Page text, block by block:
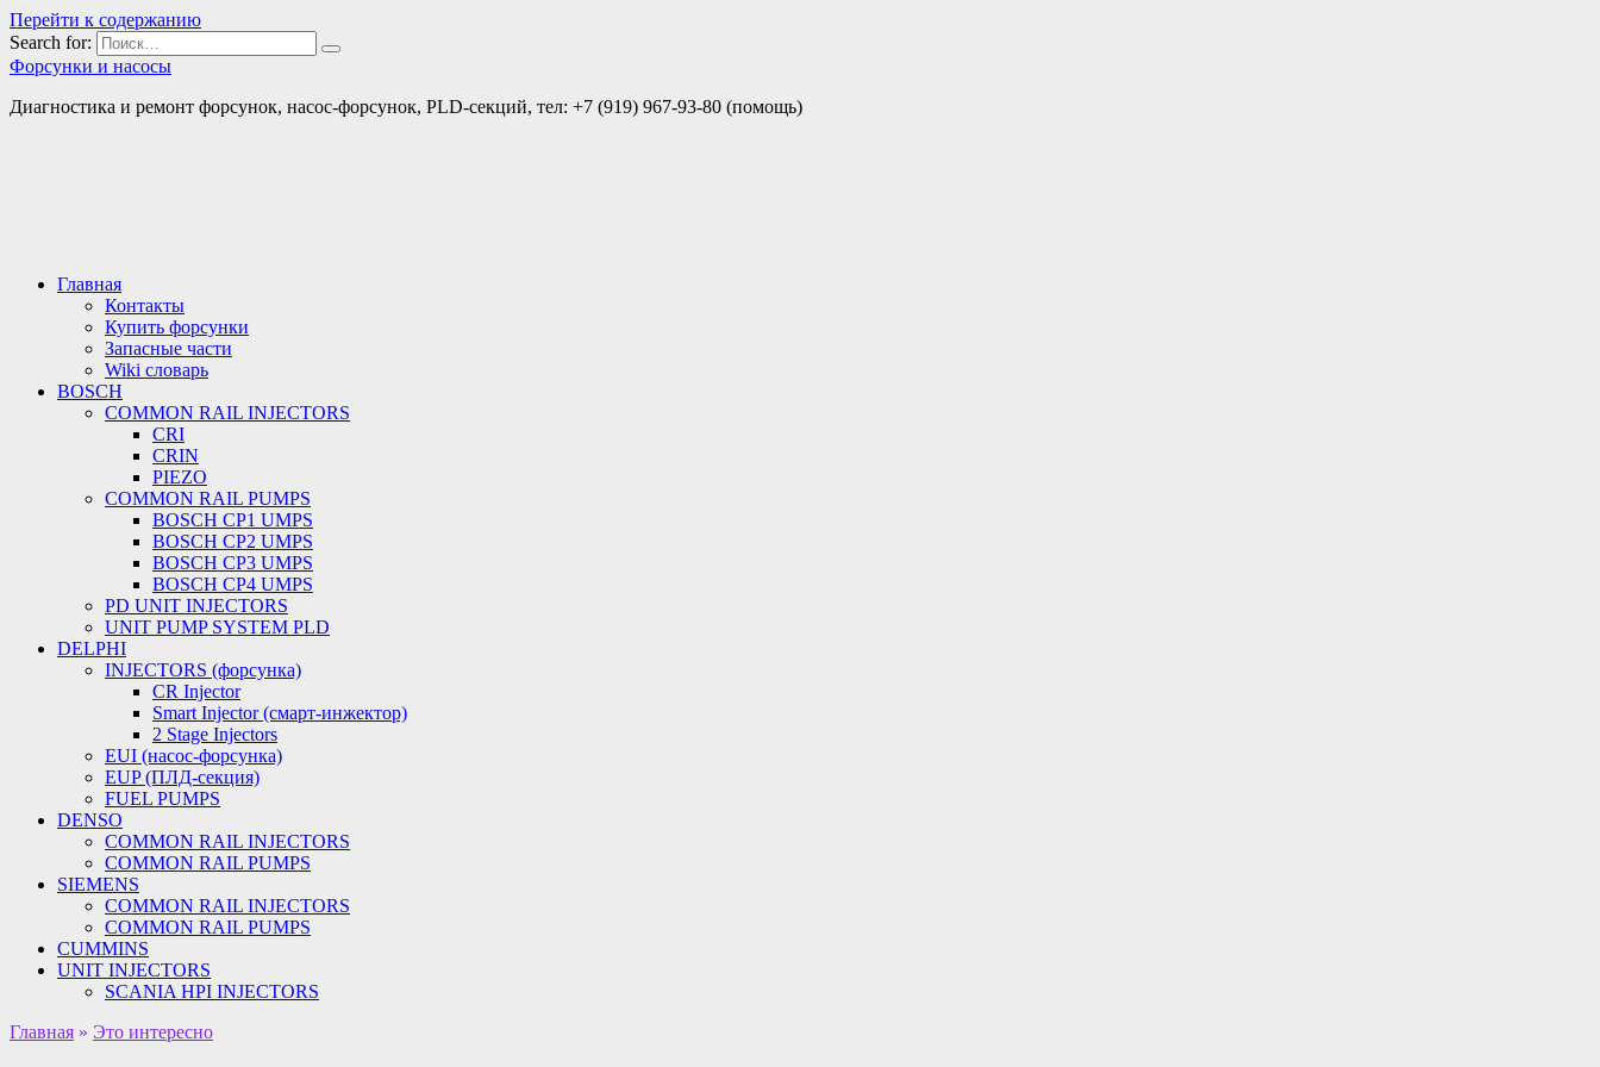
Перейти к содержанию
Search for:
Форсунки и насосы
Диагностика и ремонт форсунок, насос-форсунок, PLD-секций, тел: +7 (919) 967-93-80 (помощь)
Главная
Контакты
Купить форсунки
Запасные части
Wiki словарь
BOSCH
COMMON RAIL INJECTORS
CRI
CRIN
PIEZO
COMMON RAIL PUMPS
BOSCH CP1 UMPS
BOSCH CP2 UMPS
BOSCH CP3 UMPS
BOSCH CP4 UMPS
PD UNIT INJECTORS
UNIT PUMP SYSTEM PLD
DELPHI
INJECTORS (форсунка)
CR Injector
Smart Injector (смарт-инжектор)
2 Stage Injectors
EUI (насос-форсунка)
EUP (ПЛД-секция)
FUEL PUMPS
DENSO
COMMON RAIL INJECTORS
COMMON RAIL PUMPS
SIEMENS
COMMON RAIL INJECTORS
COMMON RAIL PUMPS
CUMMINS
UNIT INJECTORS
SCANIA HPI INJECTORS
Главная » Это интересно